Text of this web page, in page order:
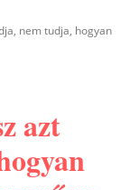
nem tudja, hogyan
azt